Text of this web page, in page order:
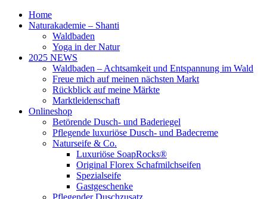
Home
Naturakademie – Shanti
Waldbaden
Yoga in der Natur
2025 NEWS
Waldbaden – Achtsamkeit und Entspannung im Wald
Freue mich auf meinen nächsten Markt
Rückblick auf meine Märkte
Marktleidenschaft
Onlineshop
Betörende Dusch- und Baderiegel
Pflegende luxuriöse Dusch- und Badecreme
Naturseife & Co.
Luxuriöse SoapRocks®
Original Florex Schafmilchseifen
Spezialseife
Gastgeschenke
Pflegender Duschzusatz